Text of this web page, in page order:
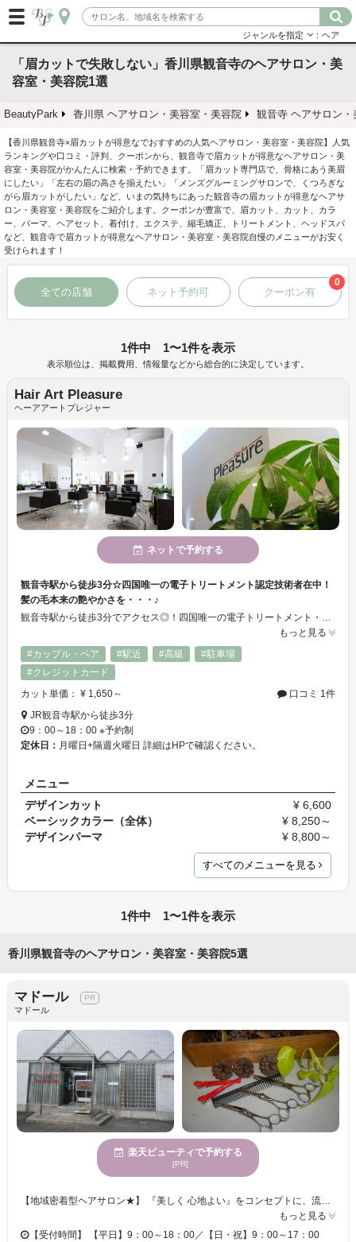
ジャンルを指定 ：ヘア
「眉カットで失敗しない」香川県観音寺のヘアサロン・美
容室・美容院1選
BeautyPark 香川県 ヘアサロン・美容室・美容院 観音寺 ヘアサロン・
【香川県観音寺×眉カットが得意なでおすすめの人気ヘアサロン・美容室・美容院】人気
ランキングや口コミ・評判、クーポンから、観音寺で眉カットが得意なヘアサロン・美
容室・美容院がかんたんに検索・予約できます。「眉カット専門店で、骨格にあう美眉
にしたい」「左右の眉の高さを揃えたい」「メンズグルーミングサロンで、くつろぎな
がら眉カットがしたい」など、いまの気持ちにあった観音寺の眉カットが得意なヘアサ
ロン・美容室・美容院をご紹介します。クーポンが豊富で、眉カット、カット、カラ
ー、パーマ、ヘアセット、着付け、エクステ、縮毛矯正、トリートメント、ヘッドスパ
など、観音寺で眉カットが得意なヘアサロン・美容室・美容院自慢のメニューがお安く
受けられます！
全ての店舗 ネット予約可 クーポン有
0
1件中 1〜1件を表示
表示順位は、掲載費用、情報量などから総合的に決定しています。
Hair Art Pleasure
ヘーアアートプレジャー
ネットで予約する
観音寺駅から徒歩3分☆四国唯一の電子トリートメント認定技術者在中！
髪の毛本来の艶やかさを・・・♪
観音寺駅から徒歩3分でアクセス◎！四国唯一の電子トリートメント・クリニックカット(R)・リセッターカット認定技術者在席！髪の毛本来の艶やかさ、美しさを引き出すトリートメントメニューも豊富・・・♪明るく高技術なスタイリストが心を込めて施術いたします...+。*
もっと見る
#カップル・ペア
#駅近 #高級
#駐車場
#クレジットカード
カット単価： ¥ 1,650～
口コミ 1件
JR観音寺駅から徒歩3分
9：00～18：00 ※予約制
定休日： 月曜日+隔週火曜日 詳細はHPで確認ください。
メニュー
デザインカット
¥ 6,600
ベーシックカラー（全体）
¥ 8,250～
デザインパーマ
¥ 8,800～
すべてのメニューを見る
1件中 1〜1件を表示
香川県観音寺のヘアサロン・美容室・美容院5選
マドール
マドール
楽天ビューティで予約する
[PR]
【地域密着型ヘアサロン★】 『美しく 心地よい』をコンセプトに、流行だけにとらわれることなく、一人一人のお客様のライフスタイルに合わせたスタイルケアーを提ご提案。頭皮・髪へのこだわりと洗練された技術で、お客様の綺麗と快適をサポート致します。髪地肌が気になる人は是非1度ご相談ください。 【マンツーマン施術が嬉しい◎】 マドールは一人のスタイリストが仕上げまでご対応いたします♪今の髪型のこういうところが気になる・ぴったりなヘアスタイル、アレンジが知りたい！など、些細な事でもお応えします。 【駐車場もあります♪】 観音寺駅から徒歩30分…でも、駐車場を完備しているのでお車でもお越しいただけます。楽天ビューティ限定【ご新規様全メニュー10%OFF】クーポンも掲載中♪ぜひ一度、足を運んでみてはいかがですか？皆様のお越しをお待ちしております。
もっと見る
【受付時間】 【平日】9：00～18：00／【日・祝】9：00～17：00